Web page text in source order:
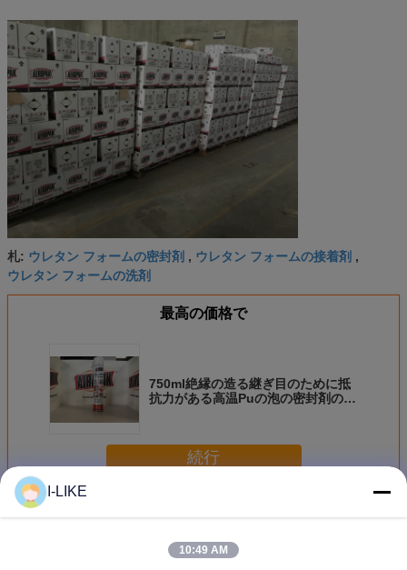
札: ウレタン フォームの密封剤 , ウレタン フォームの接着剤 ,
ウレタン フォームの洗剤
最高の価格で
750ml絶縁の造る継ぎ目のために抵
抗力がある高温Puの泡の密封剤の騒
続行
多くPUの泡の密封剤
I-LIKE
10:49 AM